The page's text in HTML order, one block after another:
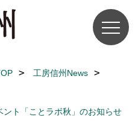
工房信州News
ト「ことラボ秋」のお知らせ